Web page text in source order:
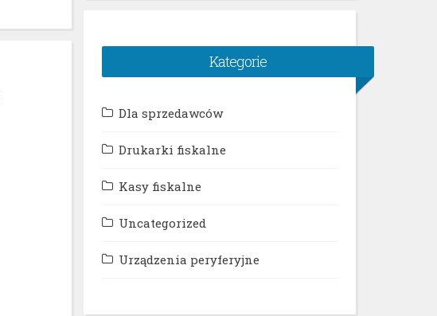
Kategorie
Dla sprzedawców
Drukarki fiskalne
Kasy fiskalne
Uncategorized
Urządzenia peryferyjne